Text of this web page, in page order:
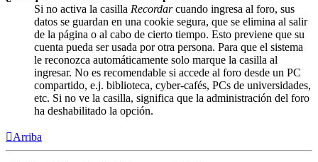
Si no activa la casilla Recordarcuando ingresa al foro, sus
datos se guardan en una cookie segura, que se elimina al salir
de la página o al cabo de cierto tiempo. Esto previene que su
cuenta pueda ser usada por otra persona. Para que el sistema
le reconozca automáticamente solo marque la casilla al
ingresar. No es recomendable si accede al foro desde un PC
compartido, e.j. biblioteca, cyber-cafés, PCs de universidades,
etc. Si no ve la casilla, significa que la administración del foro
ha deshabilitado la opción.
Arriba